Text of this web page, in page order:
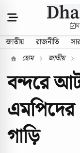
জাতীয় রাজনীতি
হোম জাতীয়
বন্দরে
গাড়ি